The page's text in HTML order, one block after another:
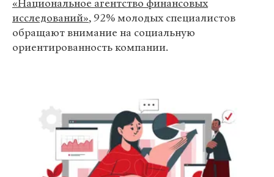
«Национальное агентство финансовых
исследований», 92% молодых специалистов
обращают внимание на социальную
ориентированность компании.